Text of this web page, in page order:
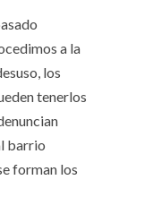
a la
los
tenerlos
barrio
forman los